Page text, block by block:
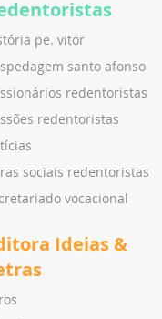
pe. vitor
santo afonso
redentoristas
redentoristas
sociais redentoristas
vocacional
Ideias &